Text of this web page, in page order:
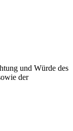
und Würde des
der